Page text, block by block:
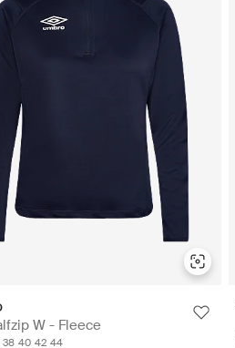
W - Fleece
38 40 42 44